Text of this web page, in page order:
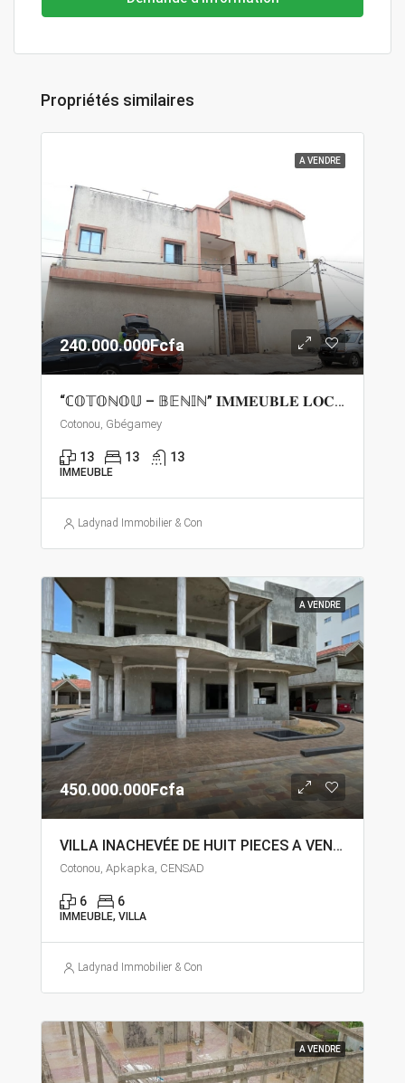
Propriétés similaires
A VENDRE
240.000.000Fcfa
“ℂ𝕆𝕋𝕆ℕ𝕆𝕌 – 𝔹𝔼ℕ𝕀ℕ” 𝐈𝐌𝐌𝐄𝐔𝐁𝐋𝐄 𝐋𝐎𝐂𝐀𝐓𝐈𝐅 𝐀 𝐕𝐄𝐍𝐃𝐑𝐄 𝐀 𝐆𝐁𝐄𝐆𝐀𝐌𝐄𝐘
Cotonou, Gbégamey
13 13 13
IMMEUBLE
Ladynad Immobilier & Construction
A VENDRE
450.000.000Fcfa
VILLA INACHEVÉE DE HUIT PIECES A VENDRE A COTONOU AKPAKPA CENSAD
Cotonou, Apkapka, CENSAD
6 6
IMMEUBLE, VILLA
Ladynad Immobilier & Construction
A VENDRE